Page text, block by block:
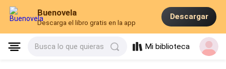
Buenovela
Descarga el libro gratis en la app
Descargar
Busca lo que quieras Mi biblioteca